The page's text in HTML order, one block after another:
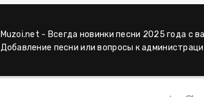
Muzoi.net - Всегда новинки песни 2025 года с
Добавление песни или вопросы к